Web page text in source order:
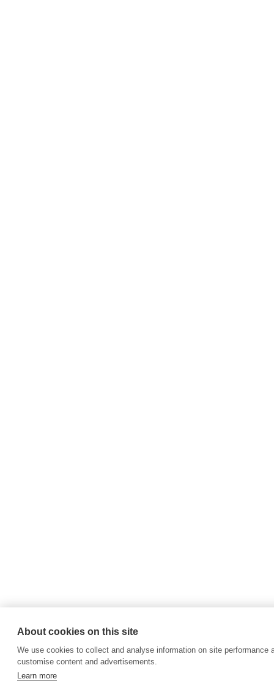
About cookies on this site
We use cookies to collect and analyse information on site
customise content and advertisements.
Learn more